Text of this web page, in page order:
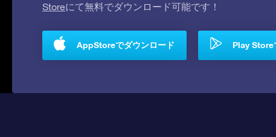
Storeにて無料でダウンロード可能です！
AppStoreでダウンロード Play Store